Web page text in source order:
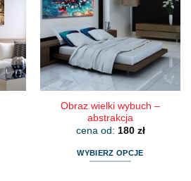
Opcje
wybrać
na
stronie
produktu
Obraz wielki wybuch –
abstrakcja
cena od: 180 zł
WYBIERZ OPCJE